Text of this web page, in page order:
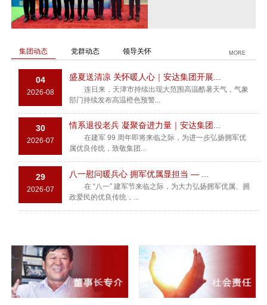
集团动态 党群动态 领导关怀 MORE
04
2026-08
盛夏送清凉 关怀暖人心｜安达集团开展...
连日来，天津市持续出现大范围高温酷暑天气，气象
部门持续发布高温橙色预警...
30
2026-07
情系退役老兵 凝聚奋进力量｜安达集团...
在建军 99 周年即将来临之际，为进一步弘扬拥军优
属优良传统，致敬集团...
29
2026-07
八一慰问暖兵心 拥军优属显担当 — ...
在 “八一” 建军节来临之际，为大力弘扬拥军优属、拥
政爱民的优良传统，...